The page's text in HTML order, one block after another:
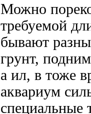
Можно
требуемой
бывают
грунт,
а ил, в тоже
аквариум
специальные